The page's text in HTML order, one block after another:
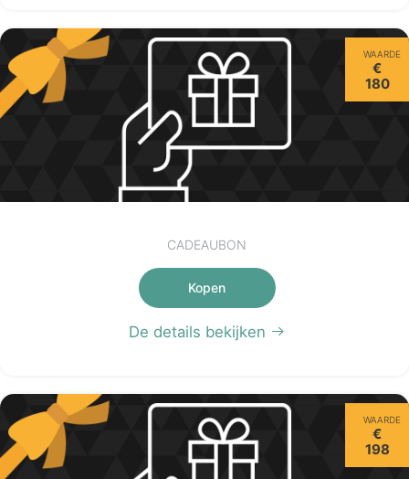
WAARDE
€
180
CADEAUBON
Kopen
De details bekijken
WAARDE
€
198